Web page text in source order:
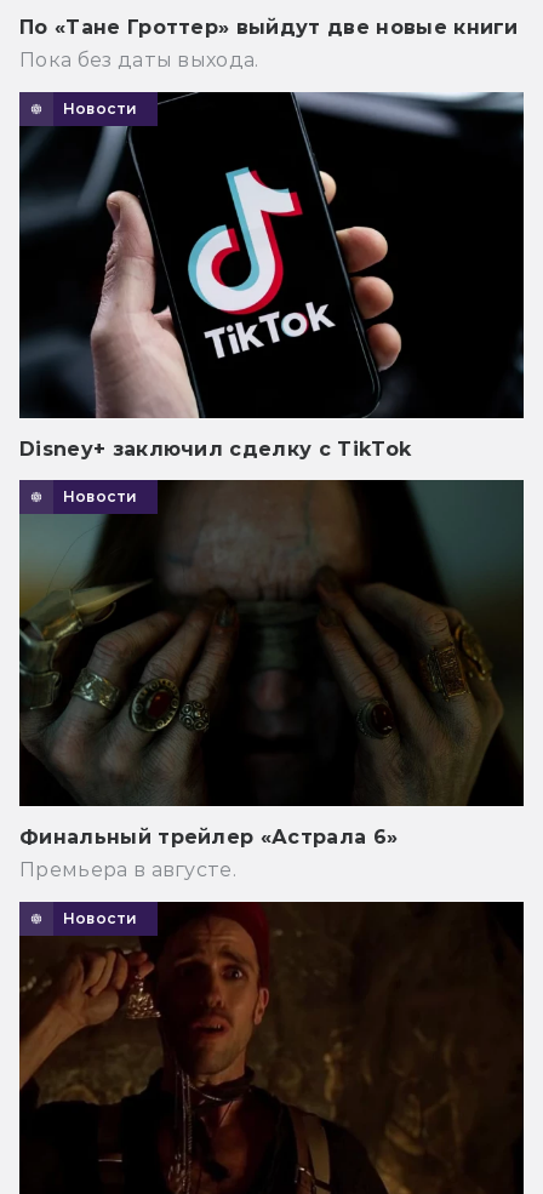
По «Тане Гроттер» выйдут две новые книги
Пока без даты выхода.
Новости
Disney+ заключил сделку с TikTok
Новости
Финальный трейлер «Астрала 6»
Премьера в августе.
Новости